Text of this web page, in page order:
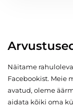
Näitame
Facebookist. Meie
avatud, oleme
aidata kõiki oma